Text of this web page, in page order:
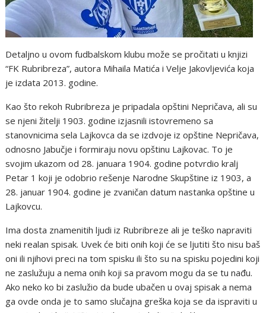
Detaljno u ovom fudbalskom klubu može se pročitati u knjizi
“FK Rubribreza”, autora Mihaila Matića i Velje Jakovljevića koja
je izdata 2013. godine.
Kao što rekoh Rubribreza je pripadala opštini Nepričava, ali su
se njeni žitelji 1903. godine izjasnili istovremeno sa
stanovnicima sela Lajkovca da se izdvoje iz opštine Nepričava,
odnosno Jabučje i formiraju novu opštinu Lajkovac. To je
svojim ukazom od 28. januara 1904. godine potvrdio kralj
Petar 1 koji je odobrio rešenje Narodne Skupštine iz 1903, a
28. januar 1904. godine je zvaničan datum nastanka opštine u
Lajkovcu.
Ima dosta znamenitih ljudi iz Rubribreze ali je teško napraviti
neki realan spisak. Uvek će biti onih koji će se ljutiti što nisu baš
oni ili njihovi preci na tom spisku ili što su na spisku pojedini koji
ne zaslužuju a nema onih koji sa pravom mogu da se tu nađu.
Ako neko ko bi zaslužio da bude ubačen u ovaj spisak a nema
ga ovde onda je to samo slučajna greška koja se da ispraviti u